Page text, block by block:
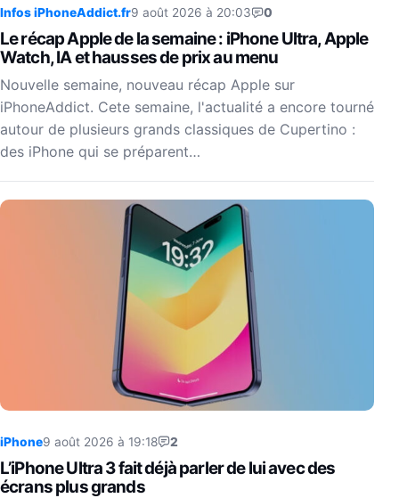
Infos iPhoneAddict.fr9 août 2026 à 20:03 0
Le récap Apple de la semaine : iPhone Ultra, Apple
Watch, IA et hausses de prix au menu
Nouvelle semaine, nouveau récap Apple sur
iPhoneAddict. Cete semaine, l'actualité a encore tourné
autour de plusieurs grands classiques de Cupertino :
des iPhone qui se préparent…
iPhone9 août 2026 à 19:18 2
L’iPhone Ultra 3 fait déjà parler de lui avec des
écrans plus grands